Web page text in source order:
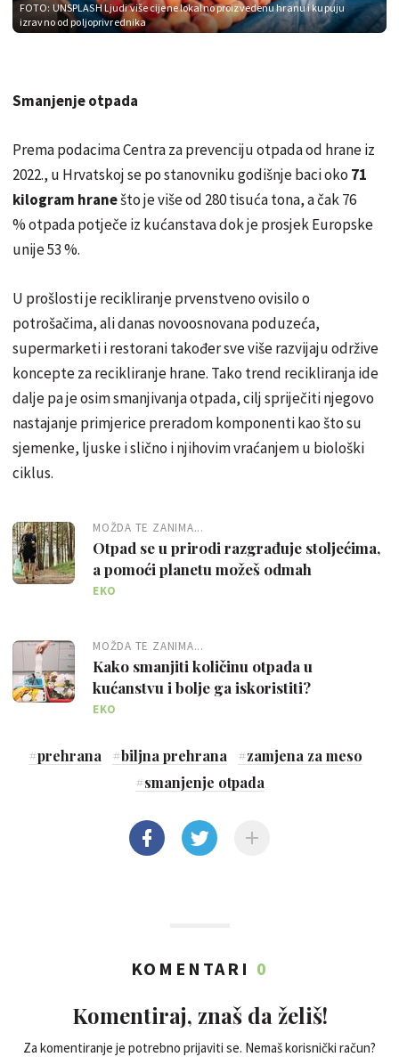
FOTO: UNSPLASHLjudi više cijene lokalno proizvedenu hranu i kupuju
izravno od poljoprivrednika
Smanjenje otpada
Prema podacima Centra za prevenciju otpada od hrane iz
2022., u Hrvatskoj se po stanovniku godišnje baci oko 71
kilogram hranešto je više od 280 tisuća tona, a čak 76
% otpada potječe iz kućanstava dok je prosjek Europske
unije 53 %.
U prošlosti je recikliranje prvenstveno ovisilo o
potrošačima, ali danas novoosnovana poduzeća,
supermarketi i restorani također sve više razvijaju održive
koncepte za recikliranje hrane. Tako trend recikliranja ide
dalje pa je osim smanjivanja otpada, cilj spriječiti njegovo
nastajanje primjerice preradom komponenti kao što su
sjemenke, ljuske i slično i njihovim vraćanjem u biološki
ciklus.
MOŽDA TE ZANIMA...
Otpad se u prirodi razgrađuje stoljećima,
a pomoći planetu možeš odmah
EKO
MOŽDA TE ZANIMA...
Kako smanjiti količinu otpada u
kućanstvu i bolje ga iskoristiti?
EKO
#prehrana #biljna prehrana #zamjena za meso
#smanjenje otpada
KOMENTARI 0
Komentiraj, znaš da želiš!
Za komentiranje je potrebno prijaviti se. Nemaš korisnički račun?